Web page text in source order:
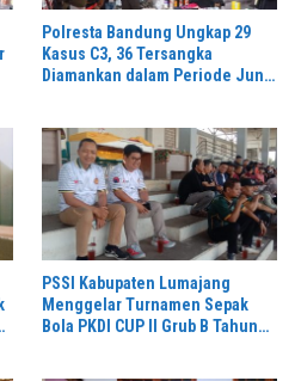
Polresta Bandung Ungkap 29
Kasus C3, 36 Tersangka
Diamankan dalam Periode Juni-
PSSI Kabupaten Lumajang
Menggelar Turnamen Sepak
Bola PKDI CUP II Grub B Tahun